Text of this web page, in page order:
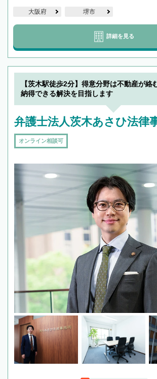
大阪府 堺市
詳細を見る
【茨木駅徒歩2分】得意分野は不動産が絡
納得できる解決を目指します
弁護士法人茨木あさひ法律
オンライン相談可